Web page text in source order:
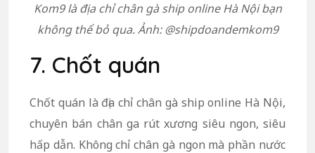
Kom9 là địa chỉ chân gà ship online Hà Nội bạn
không thể bỏ qua. Ảnh: @shipdoandemkom9
7. Chốt quán
Chốt quán là địa chỉ chân gà ship online Hà Nội,
chuyên bán chân ga rút xương siêu ngon, siêu
hấp dẫn. Không chỉ chân gà ngon mà phần nước